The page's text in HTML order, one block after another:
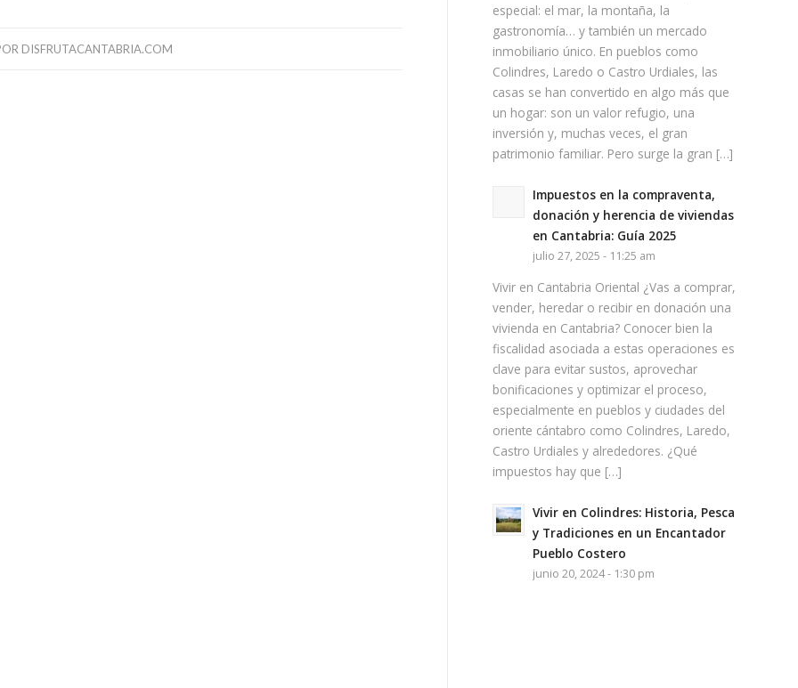
DISFRUTACANTABRIA.COM
especial: el mar, la montaña, la
gastronomía… y también un mercado
inmobiliario único. En pueblos como
Colindres, Laredo o Castro Urdiales, las
casas se han convertido en algo más que
un hogar: son un valor refugio, una
inversión y, muchas veces, el gran
patrimonio familiar. Pero surge la gran […]
Impuestos en la compraventa,
donación y herencia de viviendas
en Cantabria: Guía 2025
julio 27, 2025 - 11:25 am
Vivir en Cantabria Oriental ¿Vas a comprar,
vender, heredar o recibir en donación una
vivienda en Cantabria? Conocer bien la
fiscalidad asociada a estas operaciones es
clave para evitar sustos, aprovechar
bonificaciones y optimizar el proceso,
especialmente en pueblos y ciudades del
oriente cántabro como Colindres, Laredo,
Castro Urdiales y alrededores. ¿Qué
impuestos hay que […]
Vivir en Colindres: Historia, Pesca
y Tradiciones en un Encantador
Pueblo Costero
junio 20, 2024 - 1:30 pm